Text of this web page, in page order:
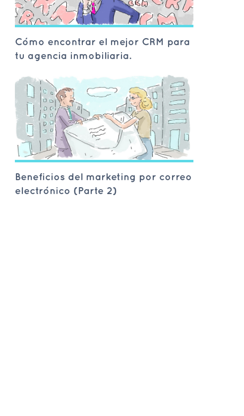
Cómo encontrar el mejor CRM para
tu agencia inmobiliaria.
Beneficios del marketing por correo
electrónico (Parte 2)